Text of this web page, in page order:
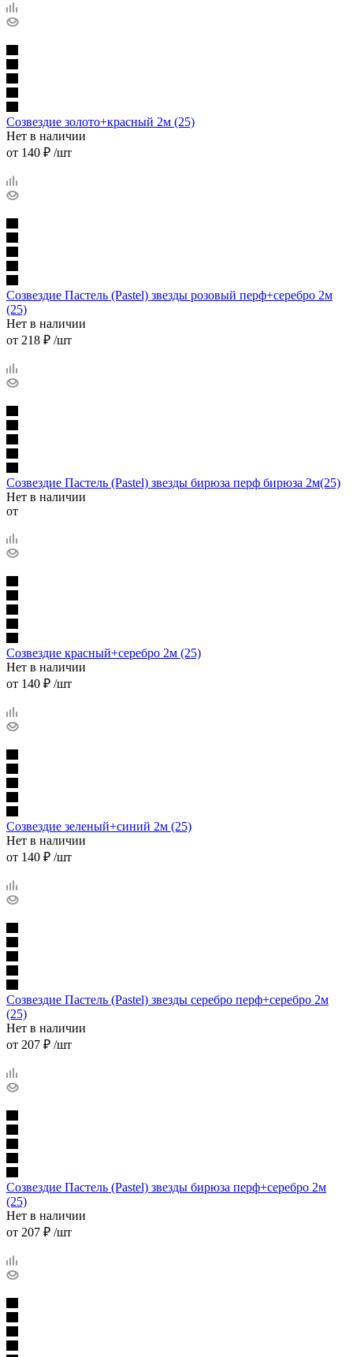
Созвездие золото+красный 2м (25)
Нет в наличии
от 140 ₽ /шт
Созвездие Пастель (Pastel) звезды розовый перф+серебро 2м
(25)
Нет в наличии
от 218 ₽ /шт
Созвездие Пастель (Pastel) звезды бирюза перф бирюза 2м(25)
Нет в наличии
от
Созвездие красный+серебро 2м (25)
Нет в наличии
от 140 ₽ /шт
Созвездие зеленый+синий 2м (25)
Нет в наличии
от 140 ₽ /шт
Созвездие Пастель (Pastel) звезды серебро перф+серебро 2м
(25)
Нет в наличии
от 207 ₽ /шт
Созвездие Пастель (Pastel) звезды бирюза перф+серебро 2м
(25)
Нет в наличии
от 207 ₽ /шт